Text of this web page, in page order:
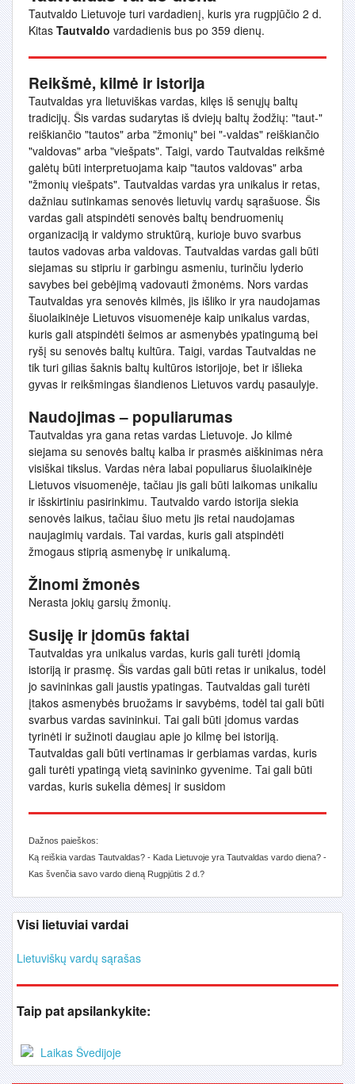
Tautvaldo Lietuvoje turi vardadienį, kuris yra rugpjūčio 2 d.
Kitas Tautvaldo vardadienis bus po 359 dienų.
Reikšmė, kilmė ir istorija
Tautvaldas yra lietuviškas vardas, kilęs iš senųjų baltų
tradicijų. Šis vardas sudarytas iš dviejų baltų žodžių: "taut-"
reiškiančio "tautos" arba "žmonių" bei "-valdas" reiškiančio
"valdovas" arba "viešpats". Taigi, vardo Tautvaldas reikšmė
galėtų būti interpretuojama kaip "tautos valdovas" arba
"žmonių viešpats". Tautvaldas vardas yra unikalus ir retas,
dažniau sutinkamas senovės lietuvių vardų sąrašuose. Šis
vardas gali atspindėti senovės baltų bendruomenių
organizaciją ir valdymo struktūrą, kurioje buvo svarbus
tautos vadovas arba valdovas. Tautvaldas vardas gali būti
siejamas su stipriu ir garbingu asmeniu, turinčiu lyderio
savybes bei gebėjimą vadovauti žmonėms. Nors vardas
Tautvaldas yra senovės kilmės, jis išliko ir yra naudojamas
šiuolaikinėje Lietuvos visuomenėje kaip unikalus vardas,
kuris gali atspindėti šeimos ar asmenybės ypatingumą bei
ryšį su senovės baltų kultūra. Taigi, vardas Tautvaldas ne
tik turi gilias šaknis baltų kultūros istorijoje, bet ir išlieka
gyvas ir reikšmingas šiandienos Lietuvos vardų pasaulyje.
Naudojimas – populiarumas
Tautvaldas yra gana retas vardas Lietuvoje. Jo kilmė
siejama su senovės baltų kalba ir prasmės aiškinimas nėra
visiškai tikslus. Vardas nėra labai populiarus šiuolaikinėje
Lietuvos visuomenėje, tačiau jis gali būti laikomas unikaliu
ir išskirtiniu pasirinkimu. Tautvaldo vardo istorija siekia
senovės laikus, tačiau šiuo metu jis retai naudojamas
naujagimių vardais. Tai vardas, kuris gali atspindėti
žmogaus stiprią asmenybę ir unikalumą.
Žinomi žmonės
Nerasta jokių garsių žmonių.
Susiję ir įdomūs faktai
Tautvaldas yra unikalus vardas, kuris gali turėti įdomią
istoriją ir prasmę. Šis vardas gali būti retas ir unikalus, todėl
jo savininkas gali jaustis ypatingas. Tautvaldas gali turėti
įtakos asmenybės bruožams ir savybėms, todėl tai gali būti
svarbus vardas savininkui. Tai gali būti įdomus vardas
tyrinėti ir sužinoti daugiau apie jo kilmę bei istoriją.
Tautvaldas gali būti vertinamas ir gerbiamas vardas, kuris
gali turėti ypatingą vietą savininko gyvenime. Tai gali būti
vardas, kuris sukelia dėmesį ir susidom
Dažnos paieškos:
Ką reiškia vardas Tautvaldas? - Kada Lietuvoje yra Tautvaldas vardo diena? -
Kas švenčia savo vardo dieną Rugpjūtis 2 d.?
Visi lietuviai vardai
Lietuviškų vardų sąrašas
Taip pat apsilankykite:
Laikas Švedijoje